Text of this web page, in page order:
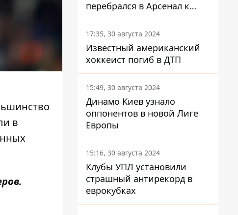
в
перебрался в Арсенал к
Зинченко
17:35, 30 августа 2024
Известный американский
хоккеист погиб в ДТП
15:49, 30 августа 2024
Динамо Киев узнало
оппонентов в новой Лиге
Европы
15:16, 30 августа 2024
Клубы УПЛ установили
страшный антирекорд в
еврокубках